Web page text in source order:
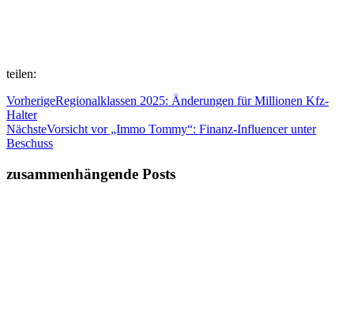
teilen:
VorherigeRegionalklassen 2025: Änderungen für Millionen Kfz-
Halter
NächsteVorsicht vor „Immo Tommy“: Finanz-Influencer unter
Beschuss
zusammenhängende Posts